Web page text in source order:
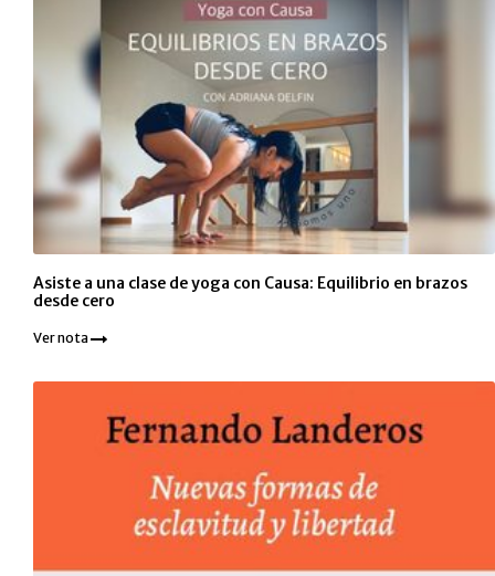
Asiste a una clase de yoga con Causa: Equilibrio en brazos
desde cero
Ver nota